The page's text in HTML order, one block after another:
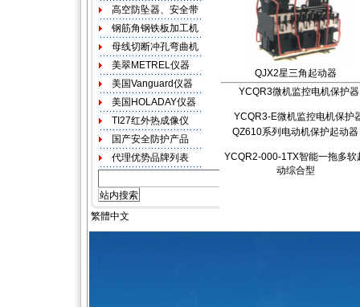
QJX2星三角起动器
YCQR3微机监控电机保护器
YCQR3-E微机监控电机保护
QZ610系列电动机保护起动器
YCQR2-000-1TX智能一拖多软
动综合型